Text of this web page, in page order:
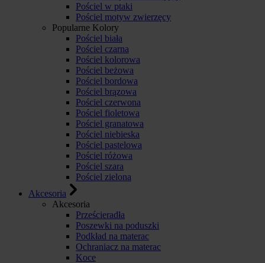
Pościel w ptaki
Pościel motyw zwierzęcy
Popularne Kolory
Pościel biała
Pościel czarna
Pościel kolorowa
Pościel beżowa
Pościel bordowa
Pościel brązowa
Pościel czerwona
Pościel fioletowa
Pościel granatowa
Pościel niebieska
Pościel pastelowa
Pościel różowa
Pościel szara
Pościel zielona
Akcesoria
Akcesoria
Prześcieradła
Poszewki na poduszki
Podkład na materac
Ochraniacz na materac
Koce